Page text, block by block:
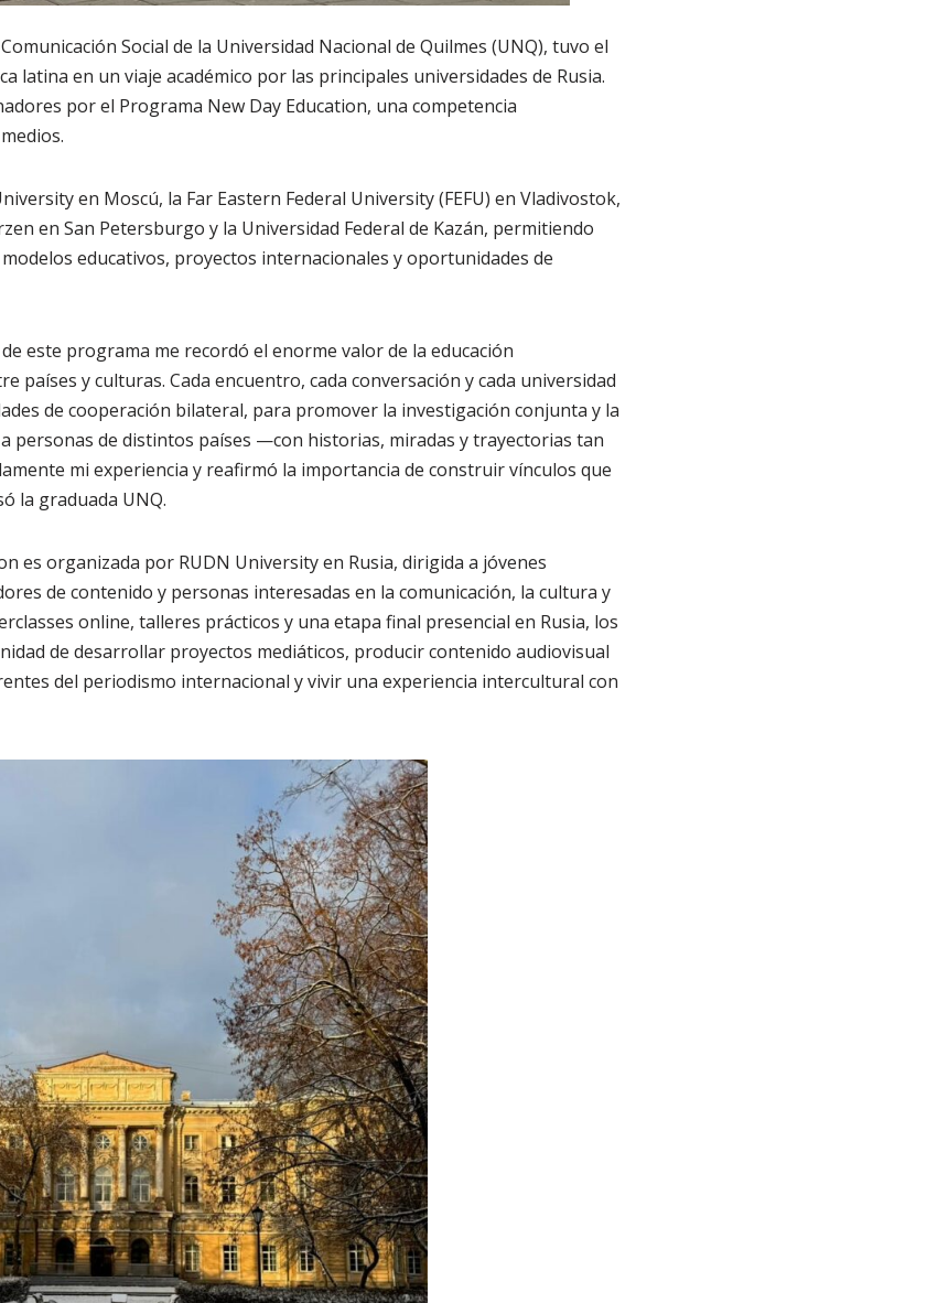
Social de la Universidad Nacional de Quilmes (UNQ), tuvo el
latina en un viaje académico por las principales universidades de Rusia.
por el Programa New Day Education, una competencia
en Moscú, la Far Eastern Federal University (FEFU) en Vladivostok,
en San Petersburgo y la Universidad Federal de Kazán, permitiendo
educativos, proyectos internacionales y oportunidades de
este programa me recordó el enorme valor de la educación
países y culturas. Cada encuentro, cada conversación y cada universidad
de cooperación bilateral, para promover la investigación conjunta y la
a personas de distintos países —con historias, miradas y trayectorias tan
mi experiencia y reafirmó la importancia de construir vínculos que
la graduada UNQ.
es organizada por RUDN University en Rusia, dirigida a jóvenes
de contenido y personas interesadas en la comunicación, la cultura y
online, talleres prácticos y una etapa final presencial en Rusia, los
de desarrollar proyectos mediáticos, producir contenido audiovisual
del periodismo internacional y vivir una experiencia intercultural con